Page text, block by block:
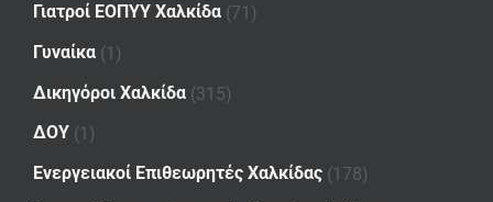
Γιατροί ΕΟΠΥΥ Χαλκίδα (71)
Γυναίκα (1)
Δικηγόροι Χαλκίδα (315)
ΔΟΥ (1)
Ενεργειακοί Επιθεωρητές Χαλκίδας (178)